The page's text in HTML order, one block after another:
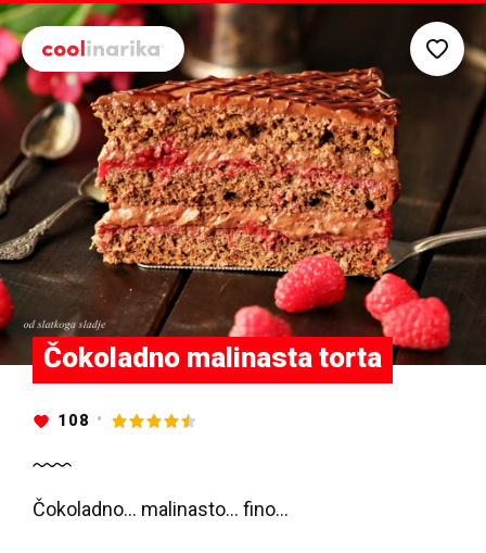
Preskoči na glavni sadržaj
Čokoladno malinasta torta
108
Čokoladno... malinasto... fino...